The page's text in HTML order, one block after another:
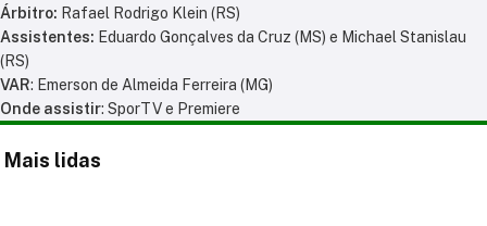
Árbitro: Rafael Rodrigo Klein (RS)
Assistentes: Eduardo Gonçalves da Cruz (MS) e Michael Stanislau
(RS)
VAR: Emerson de Almeida Ferreira (MG)
Onde assistir: SporTV e Premiere
Mais lidas